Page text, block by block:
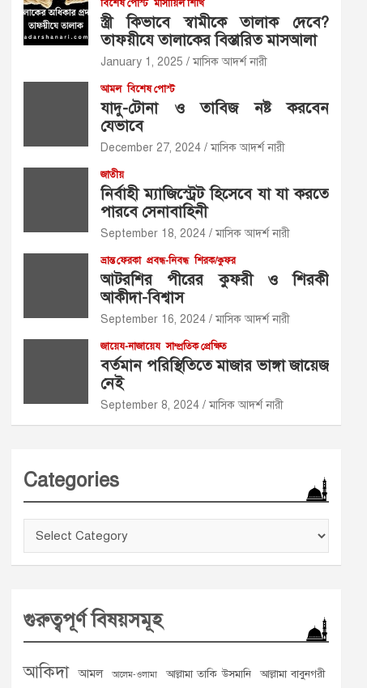
বিশেষ পোস্ট মাসায়িল শিখি
স্ত্রী কিভাবে স্বামীকে তালাক দেবে?
তাফয়ীযে তালাকের বিস্তারিত মাসআলা
January 1, 2025 মাসিক আদর্শ নারী
আমল বিশেষ পোস্ট
যাদু-টোনা ও তাবিজ নষ্ট করবেন
যেভাবে
December 27, 2024 মাসিক আদর্শ নারী
জাতীয়
নির্বাহী ম্যাজিস্ট্রেট হিসেবে যা যা করতে
পারবে সেনাবাহিনী
September 18, 2024 মাসিক আদর্শ নারী
ভ্রান্ত ফেরকা প্রবন্ধ-নিবন্ধ শিরক/কুফর
আটরশির পীরের কুফরী ও শিরকী
আকীদা-বিশ্বাস
September 16, 2024 মাসিক আদর্শ নারী
জায়েয-নাজায়েয সাম্প্রতিক প্রেক্ষিত
বর্তমান পরিস্থিতিতে মাজার ভাঙ্গা জায়েজ
নেই
September 8, 2024 মাসিক আদর্শ নারী
Categories
Categories
গুরুত্বপূর্ণ বিষয়সমূহ
আকিদা আমল আলেম-ওলামা আল্লামা তাকি উসমানি আল্লামা বাবুনগরী